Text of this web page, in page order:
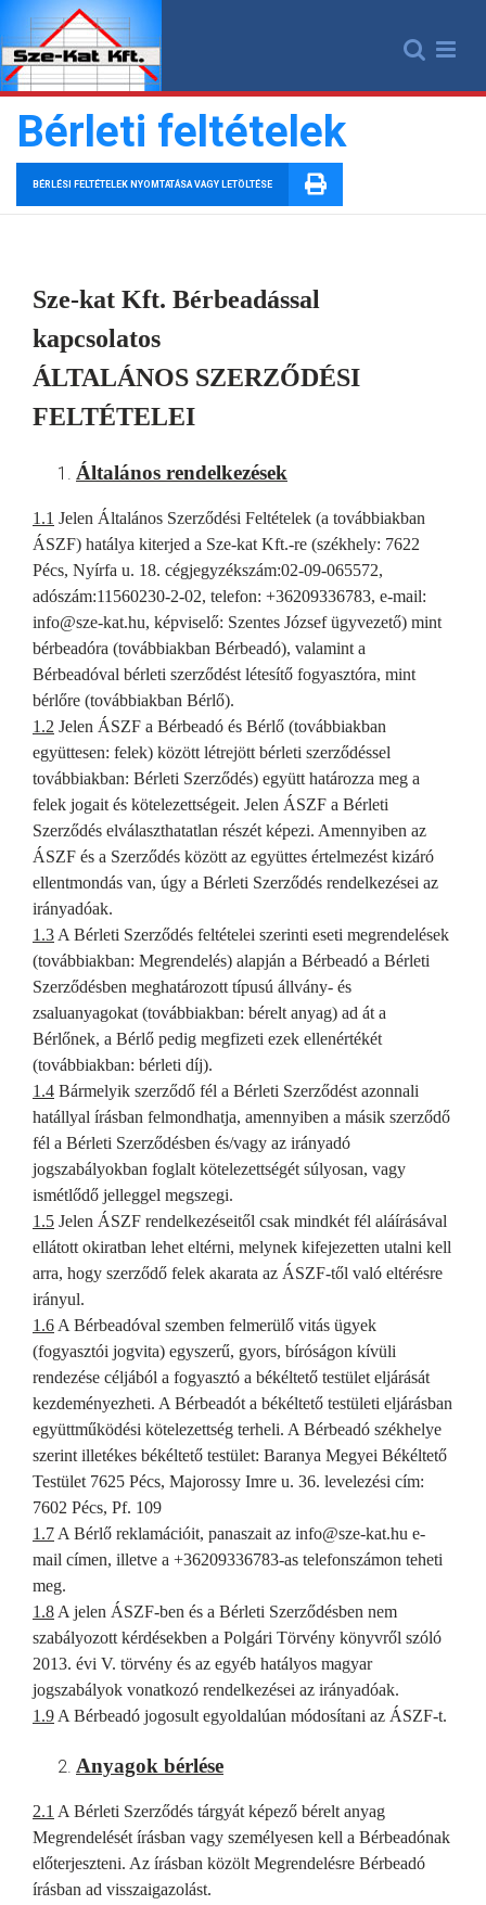
to
content
Bérleti feltételek
BÉRLÉSI FELTÉTELEK NYOMTATÁSA VAGY LETÖLTÉSE
Sze-kat Kft. Bérbeadással
kapcsolatos
ÁLTALÁNOS SZERZŐDÉSI
FELTÉTELEI
Általános rendelkezések
1.1 Jelen Általános Szerződési Feltételek (a továbbiakban
ÁSZF) hatálya kiterjed a Sze-kat Kft.-re (székhely: 7622
Pécs, Nyírfa u. 18. cégjegyzékszám:02-09-065572,
adószám:11560230-2-02, telefon: +36209336783, e-mail:
info@sze-kat.hu, képviselő: Szentes József ügyvezető) mint
bérbeadóra (továbbiakban Bérbeadó), valamint a
Bérbeadóval bérleti szerződést létesítő fogyasztóra, mint
bérlőre (továbbiakban Bérlő).
1.2 Jelen ÁSZF a Bérbeadó és Bérlő (továbbiakban
együttesen: felek) között létrejött bérleti szerződéssel
továbbiakban: Bérleti Szerződés) együtt határozza meg a
felek jogait és kötelezettségeit. Jelen ÁSZF a Bérleti
Szerződés elválaszthatatlan részét képezi. Amennyiben az
ÁSZF és a Szerződés között az együttes értelmezést kizáró
ellentmondás van, úgy a Bérleti Szerződés rendelkezései az
irányadóak.
1.3 A Bérleti Szerződés feltételei szerinti eseti megrendelések
(továbbiakban: Megrendelés) alapján a Bérbeadó a Bérleti
Szerződésben meghatározott típusú állvány- és
zsaluanyagokat (továbbiakban: bérelt anyag) ad át a
Bérlőnek, a Bérlő pedig megfizeti ezek ellenértékét
(továbbiakban: bérleti díj).
1.4 Bármelyik szerződő fél a Bérleti Szerződést azonnali
hatállyal írásban felmondhatja, amennyiben a másik szerződő
fél a Bérleti Szerződésben és/vagy az irányadó
jogszabályokban foglalt kötelezettségét súlyosan, vagy
ismétlődő jelleggel megszegi.
1.5 Jelen ÁSZF rendelkezéseitől csak mindkét fél aláírásával
ellátott okiratban lehet eltérni, melynek kifejezetten utalni kell
arra, hogy szerződő felek akarata az ÁSZF-től való eltérésre
irányul.
1.6 A Bérbeadóval szemben felmerülő vitás ügyek
(fogyasztói jogvita) egyszerű, gyors, bíróságon kívüli
rendezése céljából a fogyasztó a békéltető testület eljárását
kezdeményezheti. A Bérbeadót a békéltető testületi eljárásban
együttműködési kötelezettség terheli. A Bérbeadó székhelye
szerint illetékes békéltető testület: Baranya Megyei Békéltető
Testület 7625 Pécs, Majorossy Imre u. 36. levelezési cím:
7602 Pécs, Pf. 109
1.7 A Bérlő reklamációit, panaszait az info@sze-kat.hu e-
mail címen, illetve a +36209336783-as telefonszámon teheti
meg.
1.8 A jelen ÁSZF-ben és a Bérleti Szerződésben nem
szabályozott kérdésekben a Polgári Törvény könyvről szóló
2013. évi V. törvény és az egyéb hatályos magyar
jogszabályok vonatkozó rendelkezései az irányadóak.
1.9 A Bérbeadó jogosult egyoldalúan módosítani az ÁSZF-t.
Anyagok bérlése
2.1 A Bérleti Szerződés tárgyát képező bérelt anyag
Megrendelését írásban vagy személyesen kell a Bérbeadónak
előterjeszteni. Az írásban közölt Megrendelésre Bérbeadó
írásban ad visszaigazolást.